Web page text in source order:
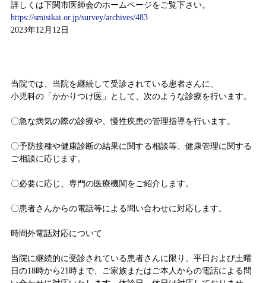
詳しくは下関市医師会のホームページをご覧下さい。
https://smisikai.or.jp/survey/archives/483
2023年12月12日
当院では、当院を継続して受診されている患者さんに、
小児科の「かかりつけ医」として、次のような診療を行います。
〇急な病気の際の診療や、慢性疾患の管理指導を行います。
〇予防接種や健康診断の結果に関する相談等、健康管理に関する
ご相談に応じます。
〇必要に応じ、専門の医療機関をご紹介します。
〇患者さんからの電話等による問い合わせに対応します。
時間外電話対応について
当院に継続的に受診されている患者さんに限り、平日および土曜
日の18時から21時まで、ご家族またはご本人からの電話による問